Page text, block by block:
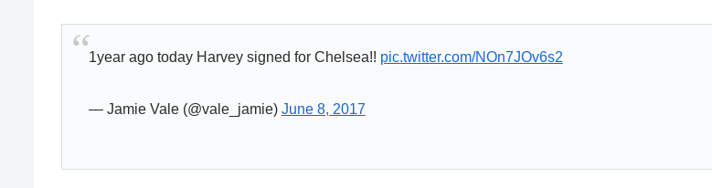
1year ago today Harvey signed for Chelsea!! pic.twitter.com/NOn7JOv6s2
— Jamie Vale (@vale_jamie) June 8, 2017